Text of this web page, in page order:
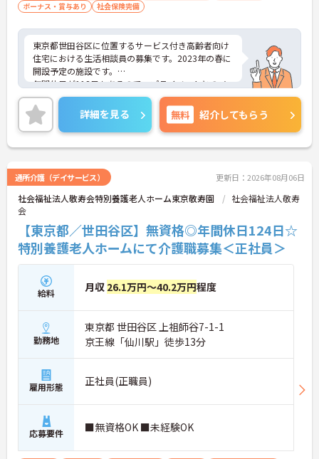
ボーナス・賞与あり
社会保険完備
東京都世田谷区に位置するサービス付き高齢者向け
住宅における生活相談員の募集です。2023年の春に
開設予定の施設です。
年間休日が118日もあるので、プライベートとのメ
リハリをつけた働き方ができます。また、福利厚生
が充実しているので、働きやすい環境が整ってお
り、長くご勤務いただけます。
ご興味のある方には、面接対策ポイントなど、さら
に詳細をお話しいたしますのでお気軽にご相談くだ
詳細を見る 無料 紹介してもらう
通所介護（デイサービス） 更新日：2026年08月06日
社会福祉法人敬寿会特別養護老人ホーム東京敬寿園
社会福祉法人敬寿
会
【東京都／世田谷区】無資格◎年間休日124日☆
特別養護老人ホームにて介護職募集＜正社員＞
給料 月収 26.1万円～40.2万円程度
勤務地
東京都 世田谷区 上祖師谷7-1-1
京王線「仙川駅」徒歩13分
雇用形態 正社員(正職員)
応募要件 ■無資格OK ■未経験OK